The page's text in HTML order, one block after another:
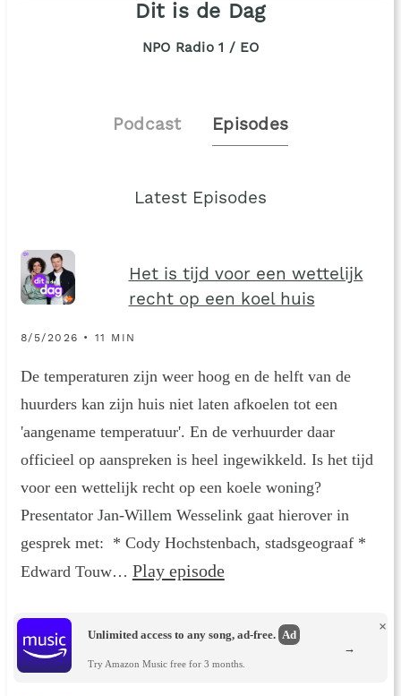
Dit is de Dag
NPO Radio 1 / EO
Podcast Episodes
Latest Episodes
Het is tijd voor een wettelijk
recht op een koel huis
8/5/2026 • 11 MIN
De temperaturen zijn weer hoog en de helft van de
huurders kan zijn huis niet laten afkoelen tot een
'aangename temperatuur'. En de verhuurder daar
officieel op aanspreken is heel ingewikkeld. Is het tijd
voor een wettelijk recht op een koele woning?
Presentator Jan-Willem Wesselink gaat hierover in
gesprek met: * Cody Hochstenbach, stadsgeograaf *
Edward Touw… Play episode
Unlimited access to any song, ad-free. Ad
Try Amazon Music free for 3 months.
×
→